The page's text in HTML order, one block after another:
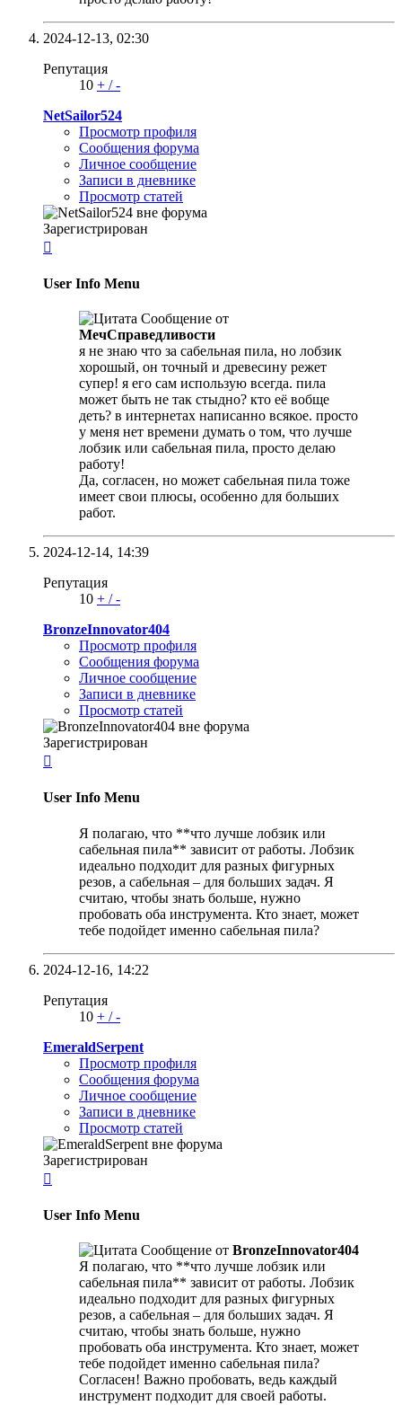
2024-12-13, 02:30
Репутация
10 + /-
NetSailor524
Просмотр профиля
Сообщения форума
Личное сообщение
Записи в дневнике
Просмотр статей
Зарегистрирован

User Info Menu
Сообщение от
МечСправедливости
я не знаю что за сабельная пила, но лобзик
хорошый, он точный и древесину режет
супер! я его сам использую всегда. пила
может быть не так стыдно? кто её вобще
деть? в интернетах написанно всякое. просто
у меня нет времени думать о том, что лучше
лобзик или сабельная пила, просто делаю
работу!
Да, согласен, но может сабельная пила тоже
имеет свои плюсы, особенно для больших
работ.
2024-12-14, 14:39
Репутация
10 + /-
BronzeInnovator404
Просмотр профиля
Сообщения форума
Личное сообщение
Записи в дневнике
Просмотр статей
Зарегистрирован

User Info Menu
Я полагаю, что **что лучше лобзик или
сабельная пила** зависит от работы. Лобзик
идеально подходит для разных фигурных
резов, а сабельная – для больших задач. Я
считаю, чтобы знать больше, нужно
пробовать оба инструмента. Кто знает, может
тебе подойдет именно сабельная пила?
2024-12-16, 14:22
Репутация
10 + /-
EmeraldSerpent
Просмотр профиля
Сообщения форума
Личное сообщение
Записи в дневнике
Просмотр статей
Зарегистрирован

User Info Menu
Сообщение от BronzeInnovator404
Я полагаю, что **что лучше лобзик или
сабельная пила** зависит от работы. Лобзик
идеально подходит для разных фигурных
резов, а сабельная – для больших задач. Я
считаю, чтобы знать больше, нужно
пробовать оба инструмента. Кто знает, может
тебе подойдет именно сабельная пила?
Согласен! Важно пробовать, ведь каждый
инструмент подходит для своей работы.